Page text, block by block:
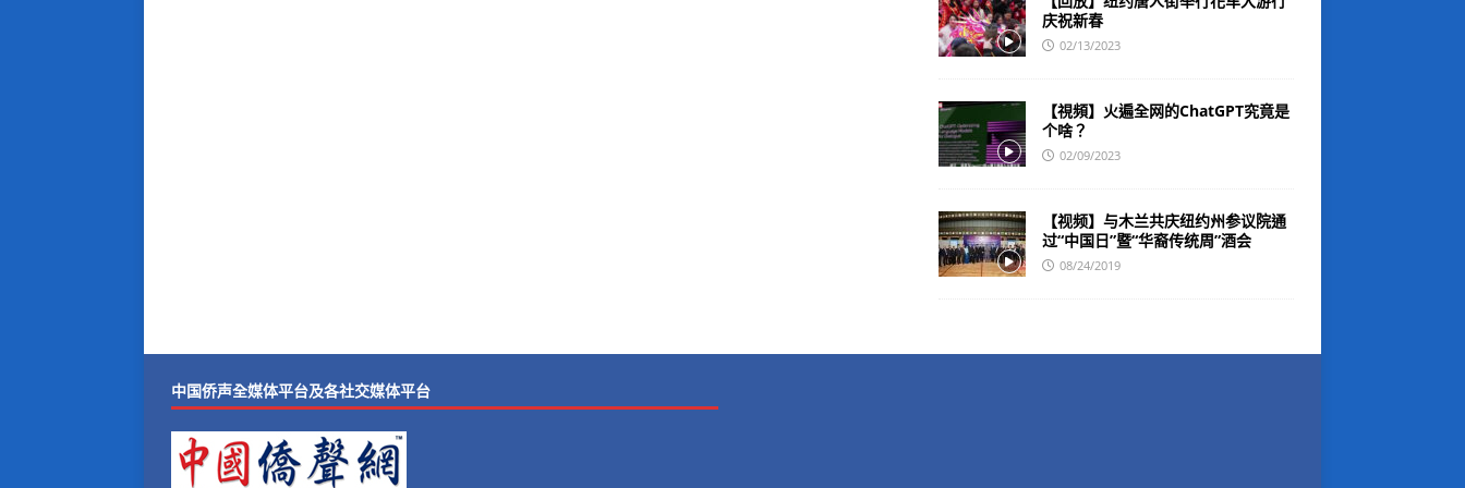
庆祝新春
02/13/2023
【視頻】火遍全网的ChatGPT究竟是
个啥？
02/09/2023
【视频】与木兰共庆纽约州参议院通
过“中国日”暨“华裔传统周”酒会
08/24/2019
中国侨声全媒体平台及各社交媒体平台